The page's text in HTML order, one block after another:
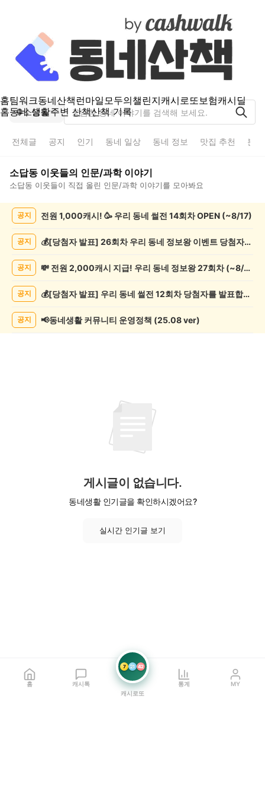
홈팀워크동네산책런마일모두의챌린지캐시로또보험캐시딜
홈동네 생활주변 산책산책 기록
소답동
전체글 공지 인기 동네 일상 동네 정보 맛집 추천 분
소답동 이웃들의 인문/과학이야기
소답동 이웃들이 직접 올린 인문/과학 이야기를 모아봐요
록
공지 전원 1,000캐시! 🥳 우리 동네 썰전 14회차 OPEN (~8/17)
공지 💰[당첨자 발표] 26회차 우리 동네 정보왕 이벤트 당첨자를 발표합니다!
공지 💸 전원 2,000캐시 지급! 우리 동네 정보왕 27회차 (~8/10)
공지 💰[당첨자 발표] 우리 동네 썰전 12회차 당첨자를 발표합니다!
공지 📢동네생활 커뮤니티 운영정책 (25.08 ver)
게시글이 없습니다.
동네생활 인기글을 확인하시겠어요?
실시간 인기글 보기
홈 캐시톡
7 21 42
캐시로또
통계 MY